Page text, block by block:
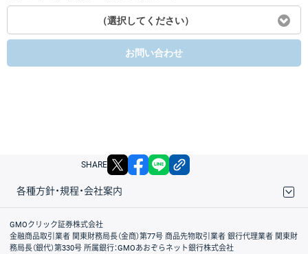
（選択してください）
お問い合わせ
SHARE X facebook
各種方針・規程・会社案内
取引規程・約款
サイトマップ
その他のご案内
個人情報保護方針
最良執行方針
サイトのご利用について
ディスクレイマー
信託保全
リスク説明
会社案内
GMOクリック証券株式会社
金融商品取引業者 関東財務局長（金商）第77号 商品先物取引業者 銀行代理業者 関東財
務局長（銀代）第330号 所属銀行：GMOあおぞらネット銀行株式会社